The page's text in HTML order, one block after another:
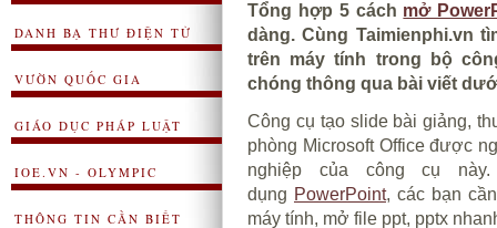
DANH BẠ THƯ ĐIỆN TỬ
VƯỜN QUỐC GIA
GIÁO DỤC PHÁP LUẬT
IOE.VN - OLYMPIC
THÔNG TIN CẦN BIẾT
Tổng hợp 5 cách mở
dàng. Cùng Taimienphi.vn
trên máy tính trong bộ
chóng thông qua bài viết
Công cụ tạo slide bài giảng,
phòng Microsoft Office được
nghiệp của công cụ
dụng PowerPoint, các bạn
máy tính, mở file ppt, pptx